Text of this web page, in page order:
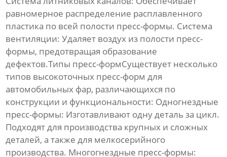
равномерное распределение расплавленного
пластика по всей полости пресс-формы. Система
вентиляции: Удаляет воздух из полости пресс-
формы, предотвращая образование
дефектов.Типы пресс-формСуществует несколько
типов высокоточных пресс-форм для
автомобильных фар, различающихся по
конструкции и функциональности: Одногнездные
пресс-формы: Изготавливают одну деталь за цикл.
Подходят для производства крупных и сложных
деталей, а также для мелкосерийного
производства. Многогнездные пресс-формы: